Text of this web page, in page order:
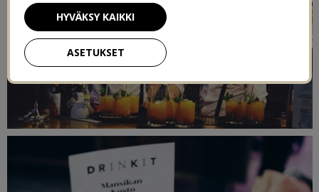
ASETUKSET
HYVÄKSY KAIKKI